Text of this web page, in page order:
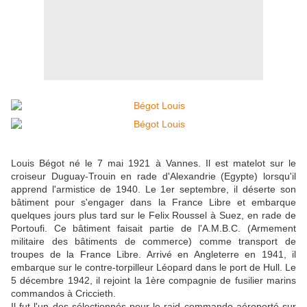
Louis Bégot né le 7 mai 1921 à Vannes. Il est matelot sur le
croiseur Duguay-Trouin en rade d'Alexandrie (Egypte) lorsqu'il
apprend l'armistice de 1940. Le 1er septembre, il déserte son
bâtiment pour s'engager dans la France Libre et embarque
quelques jours plus tard sur le Felix Roussel à Suez, en rade de
Portoufi. Ce bâtiment faisait partie de l'A.M.B.C. (Armement
militaire des bâtiments de commerce) comme transport de
troupes de la France Libre. Arrivé en Angleterre en 1941, il
embarque sur le contre-torpilleur Léopard dans le port de Hull. Le
5 décembre 1942, il rejoint la 1ère compagnie de fusilier marins
commandos à Criccieth.